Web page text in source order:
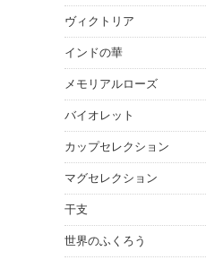
ヴィクトリア
インドの華
メモリアルローズ
バイオレット
カップセレクション
マグセレクション
干支
世界のふくろう